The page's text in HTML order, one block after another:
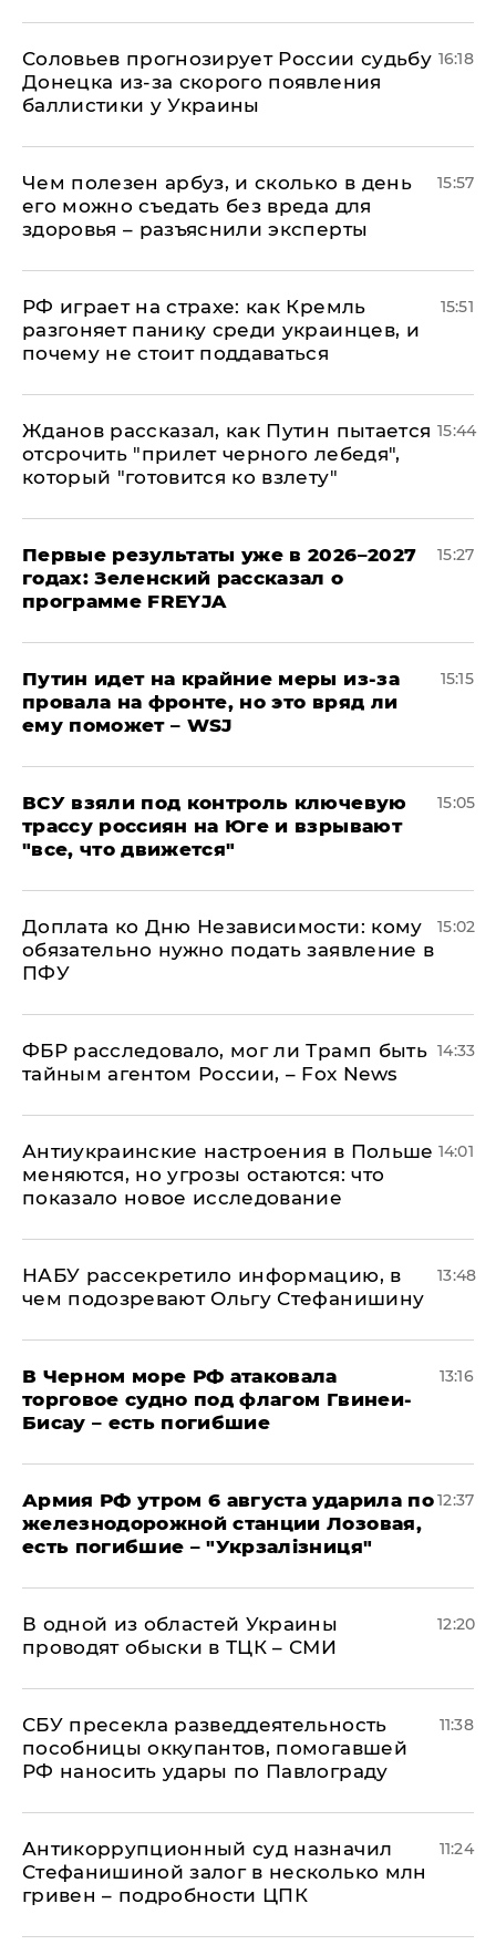
Соловьев прогнозирует России судьбу
Донецка из-за скорого появления
баллистики у Украины
16:18
Чем полезен арбуз, и сколько в день
его можно съедать без вреда для
здоровья – разъяснили эксперты
15:57
РФ играет на страхе: как Кремль
разгоняет панику среди украинцев, и
почему не стоит поддаваться
15:51
Жданов рассказал, как Путин пытается
отсрочить "прилет черного лебедя",
который "готовится ко взлету"
15:44
Первые результаты уже в 2026–2027
годах: Зеленский рассказал о
программе FREYJA
15:27
Путин идет на крайние меры из-за
провала на фронте, но это вряд ли
ему поможет – WSJ
15:15
ВСУ взяли под контроль ключевую
трассу россиян на Юге и взрывают
"все, что движется"
15:05
Доплата ко Дню Независимости: кому
обязательно нужно подать заявление в
ПФУ
15:02
ФБР расследовало, мог ли Трамп быть
тайным агентом России, – Fox News
14:33
Антиукраинские настроения в Польше
меняются, но угрозы остаются: что
показало новое исследование
14:01
НАБУ рассекретило информацию, в
чем подозревают Ольгу Стефанишину
13:48
В Черном море РФ атаковала
торговое судно под флагом Гвинеи-
Бисау – есть погибшие
13:16
Армия РФ утром 6 августа ударила по
железнодорожной станции Лозовая,
есть погибшие – "Укрзалізниця"
12:37
В одной из областей Украины
проводят обыски в ТЦК – СМИ
12:20
СБУ пресекла разведдеятельность
пособницы оккупантов, помогавшей
РФ наносить удары по Павлограду
11:38
Антикоррупционный суд назначил
Стефанишиной залог в несколько млн
гривен – подробности ЦПК
11:24